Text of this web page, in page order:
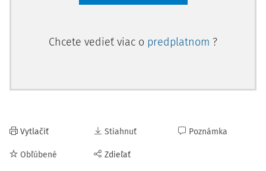
Chcete vedieť viac o predplatnom ?
Vytlačiť
Obľúbené
Stiahnuť
Zdieľať
Poznámka